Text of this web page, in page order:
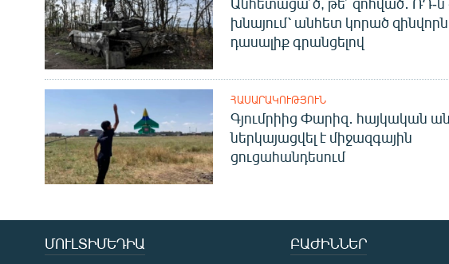
խնայում՝ անհետ կորած
դասալիք գրանցելով
ՀԱՍԱՐԱԿՈՒԹՅՈՒՆ
Գյումրիից Փարիզ․ հայկական
ներկայացվել է միջազգային
ցուցահանդեսում
ՄՈՒԼՏԻՄԵԴԻԱ ԲԱԺԻՆՆԵՐ